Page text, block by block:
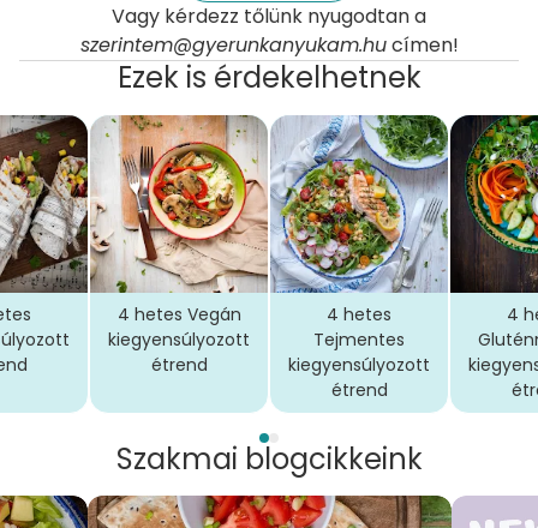
Vagy kérdezz tőlünk nyugodtan a
szerintem@gyerunkanyukam.hucímen!
Ezek is érdekelhetnek
4 hetes Vegán
kiegyensúlyozott
étrend
4 hetes
Tejmentes
kiegyensúlyozott
étrend
4
Szakmai blogcikkeink